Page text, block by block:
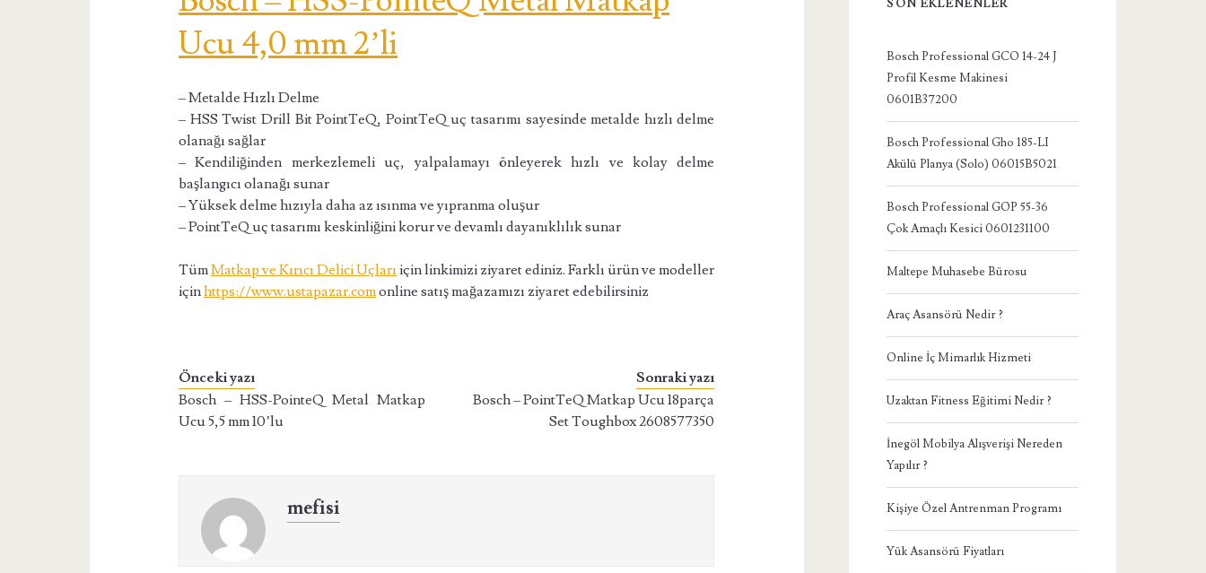
Ucu 4,0 mm 2’li
– Metalde Hızlı Delme
– HSS Twist Drill Bit PointTeQ, PointTeQ uç tasarımı sayesinde metalde hızlı delme
olanağı sağlar
– Kendiliğinden merkezlemeli uç, yalpalamayı önleyerek hızlı ve kolay delme
başlangıcı olanağı sunar
– Yüksek delme hızıyla daha az ısınma ve yıpranma oluşur
– PointTeQ uç tasarımı keskinliğini korur ve devamlı dayanıklılık sunar
TümMatkap ve Kırıcı Delici Uçları için linkimizi ziyaret ediniz. Farklı ürün ve modeller
içinhttps://www.ustapazar.comonline satış mağazamızı ziyaret edebilirsiniz
Önceki yazı
Bosch – HSS-PointeQ Metal Matkap
Ucu 5,5 mm 10’lu
Sonraki yazı
Bosch – PointTeQ Matkap Ucu 18parça
Set Toughbox 2608577350
mefisi
SON EKLENENLER
Bosch Professional GCO 14-24 J
Profil Kesme Makinesi
0601B37200
Bosch Professional Gho 185-LI
Akülü Planya (Solo) 06015B5021
Bosch Professional GOP 55-36
Çok Amaçlı Kesici 0601231100
Maltepe Muhasebe Bürosu
Araç Asansörü Nedir ?
Online İç Mimarlık Hizmeti
Uzaktan Fitness Eğitimi Nedir ?
İnegöl Mobilya Alışverişi Nereden
Yapılır ?
Kişiye Özel Antrenman Programı
Yük Asansörü Fiyatları